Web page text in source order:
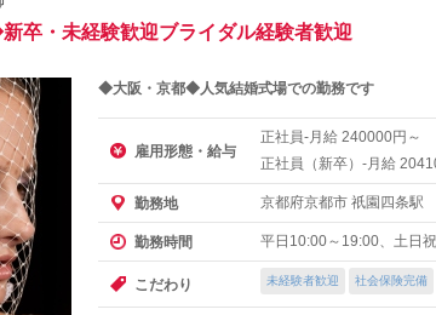
卒・未経験歓迎ブライダル経験者歓迎
◆大阪・京都◆人気結婚式場での勤務です
雇用形態・給与
正社員-月給 240000円～
正社員（新卒）-月給
勤務地 京都府京都市 祇園四条駅
勤務時間 平日10:00～19:00、土日
こだわり 未経験者歓迎 社会保険完備